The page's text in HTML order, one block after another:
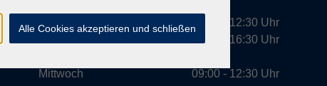
Dienstag
Mittwoch
10:00 - 12:30 Uhr
13:00 - 16:30 Uhr
09:00 - 12:30 Uhr
Alle Cookies akzeptieren und schließen